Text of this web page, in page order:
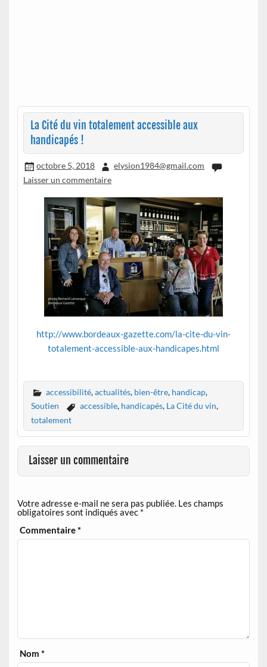
La Cité du vin totalement accessible aux
handicapés !
octobre 5, 2018
elysion1984@gmail.com
Laisser un commentaire
http://www.bordeaux-gazette.com/la-cite-du-vin-
totalement-accessible-aux-handicapes.html
accessibilité,actualités, bien-être, handicap,
Soutien
accessible, handicapés, La Cité du vin,
totalement
Laisser un commentaire
Votre adresse e-mail ne sera pas publiée. Les champs
obligatoires sont indiqués avec *
Commentaire*
Nom*